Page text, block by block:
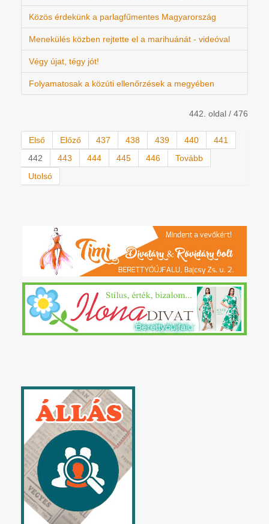
Közös érdekünk a parlagfűmentes Magyarország
Menekülés közben rejtette el a marihuánát - videóval
Végy újat, tégy jót!
Folyamatosak a közúti ellenőrzések a megyében
442. oldal / 476
Első Előző 437 438 439 440
441
442
443 444 445 446
Tovább
Utolsó